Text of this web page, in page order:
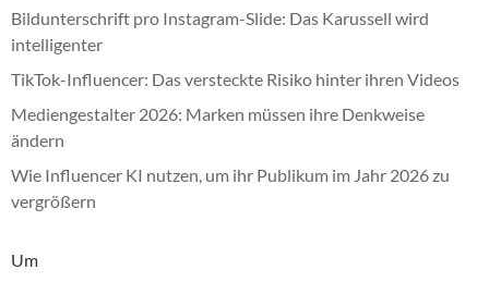
Bildunterschrift pro Instagram-Slide: Das Karussell wird
intelligenter
TikTok-Influencer: Das versteckte Risiko hinter ihren Videos
Mediengestalter 2026: Marken müssen ihre Denkweise
ändern
Wie Influencer KI nutzen, um ihr Publikum im Jahr 2026 zu
vergrößern
Um